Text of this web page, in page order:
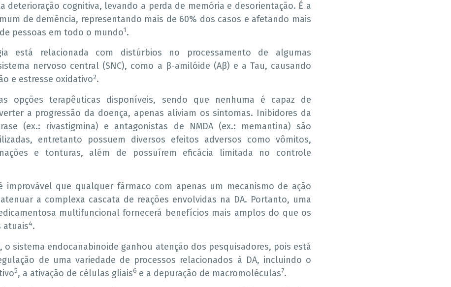
deterioração cognitiva, levando a perda de memória e desorientação. É a
de demência, representando mais de 60% dos casos e afetando mais
pessoas em todo o mundo1.
está relacionada com distúrbios no processamento de algumas
nervoso central (SNC), como a β-amilóide (Aβ) e a Tau, causando
e estresse oxidativo2.
opções terapêuticas disponíveis, sendo que nenhuma é capaz de
a progressão da doença, apenas aliviam os sintomas. Inibidores da
(ex.: rivastigmina) e antagonistas de NMDA (ex.: memantina) são
entretanto possuem diversos efeitos adversos como vômitos,
e tonturas, além de possuírem eficácia limitada no controle
improvável que qualquer fármaco com apenas um mecanismo de ação
a complexa cascata de reações envolvidas na DA. Portanto, uma
multifuncional fornecerá benefícios mais amplos do que os
atuais4.
o sistema endocanabinoide ganhou atenção dos pesquisadores, pois está
de uma variedade de processos relacionados à DA, incluindo o
5, a ativação de células gliais6 e a depuração de macromoléculas7.